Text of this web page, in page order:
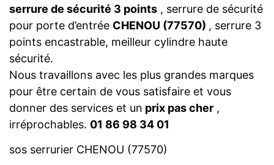
serrure de sécurité 3 points , serrure de sécurité
pour porte d’entrée CHENOU (77570) , serrure 3
points encastrable, meilleur cylindre haute
sécurité.
Nous travaillons avec les plus grandes marques
pour être certain de vous satisfaire et vous
donner des services et un prix pas cher ,
irréprochables. 01 86 98 34 01
sos serrurier CHENOU (77570)